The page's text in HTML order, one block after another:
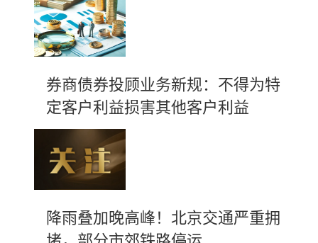
券商债券投顾业务新规：不得为特
定客户利益损害其他客户利益
降雨叠加晚高峰！北京交通严重拥